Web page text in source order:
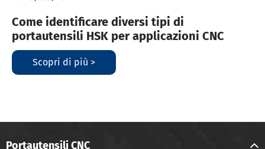
Come identificare diversi tipi di
portautensili HSK per applicazioni CNC
Scopri di più >
Portautensili CNC